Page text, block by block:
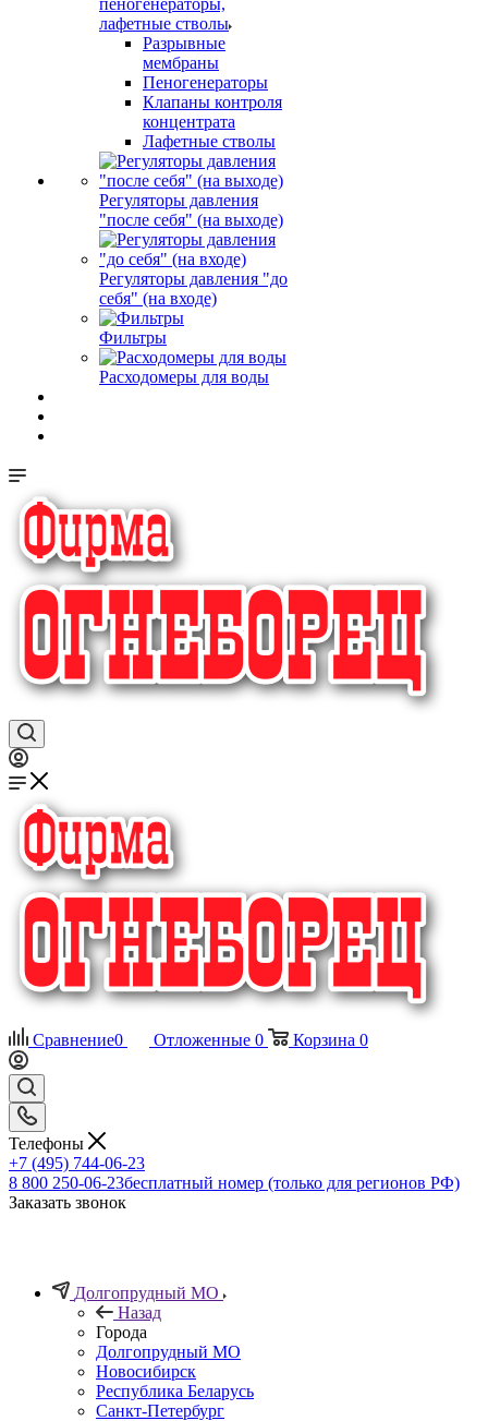
пеногенераторы,
лафетные стволы
Разрывные
мембраны
Пеногенераторы
Клапаны контроля
концентрата
Лафетные стволы
Регуляторы давления
"после себя" (на выходе)
Регуляторы давления "до
себя" (на входе)
Фильтры
Расходомеры для воды
Сравнение0 Отложенные 0 Корзина 0
Телефоны
+7 (495) 744-06-23
8 800 250-06-23бесплатный номер (только для регионов РФ)
Заказать звонок
Долгопрудный МО
Назад
Города
Долгопрудный МО
Новосибирск
Республика Беларусь
Санкт-Петербург